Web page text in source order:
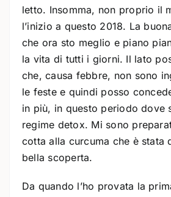
letto. Insomma, non proprio il
l’inizio a questo 2018. La
che ora sto meglio e piano
la vita di tutti i giorni. Il lato
che, causa febbre, non sono
le feste e quindi posso
in più, in questo periodo dove
regime detox. Mi sono
cotta alla curcuma che è stata
bella scoperta.
Da quando l’ho provata la